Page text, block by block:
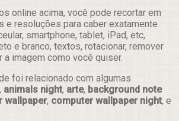
online acima, você pode recortar em
e resoluções para caber exatamente
smartphone, tablet, iPad, etc,
e branco, textos, rotacionar, remover
a imagem como você quiser.
foi relacionado com algumas
, animals night, arte, background note
wallpaper, computer wallpaper night, e